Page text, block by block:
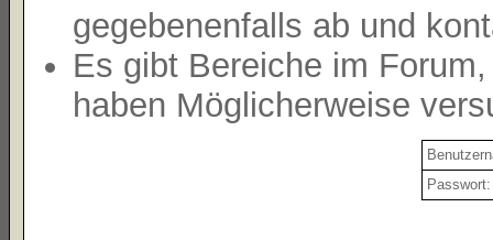
gegebenenfalls ab und
Es gibt Bereiche im
haben Möglicherweise
Passwort: